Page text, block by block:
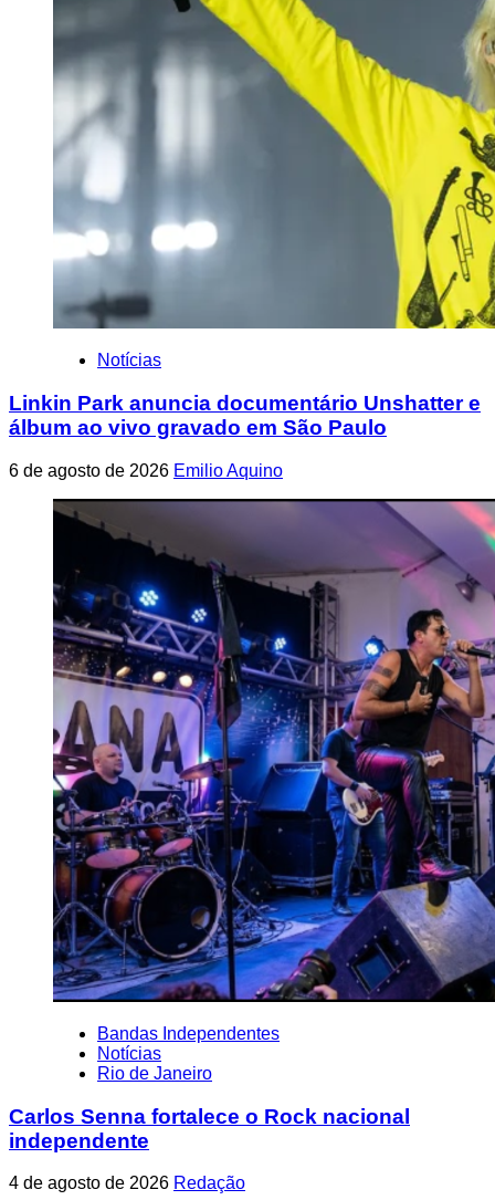
Notícias
Linkin Park anuncia documentário Unshatter e
álbum ao vivo gravado em São Paulo
6 de agosto de 2026 Emilio Aquino
Bandas Independentes
Notícias
Rio de Janeiro
Carlos Senna fortalece o Rock nacional
independente
4 de agosto de 2026 Redação